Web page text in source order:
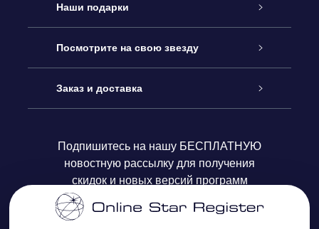
Обслуживание
Как с нами связаться
Блог
Отзывы
Наши подарки
Онлайн подарок Online Star Gift
Подарочный набор OSR
Подарочная карта OSR
Корпоративные подарки
Посмотрите на свою звезду
Звездный реестр
Персонализированная страница Star Page
One Million Stars
Заказ и доставка
Платежная информация
Информация по доставке
Подпишитесь на нашу БЕСПЛАТНУЮ
новостную рассылку для получения
скидок и новых версий программ